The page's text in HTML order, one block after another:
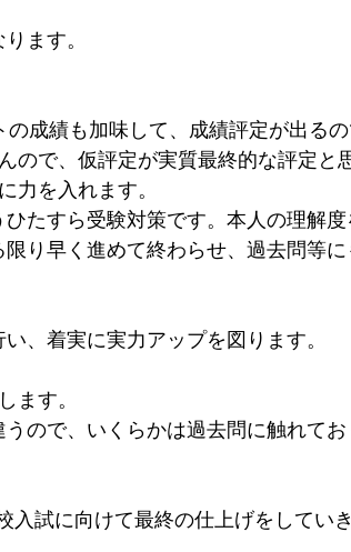
ます。
成績も加味して、成績評定が出る
ので、仮評定が実質最終的な評定と
力を入れます。
たすら受験対策です。本人の理解
り早く進めて終わらせ、過去問等に
、着実に実力アップを図ります。
ます。
ので、いくらかは過去問に触れてお
試に向けて最終の仕上げをしていき